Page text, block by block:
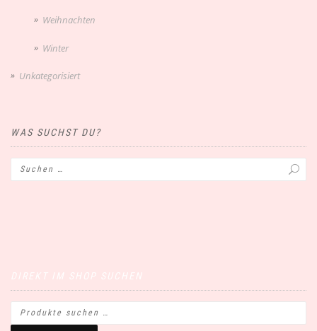
Weihnachten
Winter
Unkategorisiert
WAS SUCHST DU?